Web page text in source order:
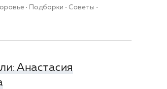
Подборки
Советы
Анастасия